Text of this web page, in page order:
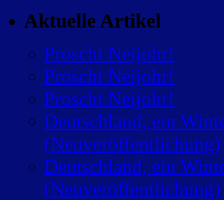
Aktuelle Artikel
Proscht Neijohr!
Proscht Neijohr!
Proscht Neijohr!
Deutschland, ein
(Neuveröffentlichung)
Deutschland, ein
(Neuveröffentlichung)